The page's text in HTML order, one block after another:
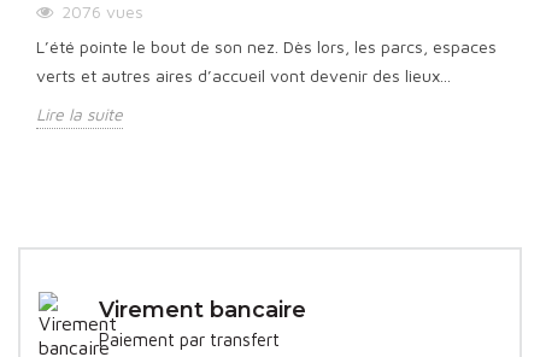
2076 vues
L’été pointe le bout de son nez. Dès lors, les parcs, espaces
verts et autres aires d’accueil vont devenir des lieux...
Lire la suite
Virement bancaire
Paiement par transfert